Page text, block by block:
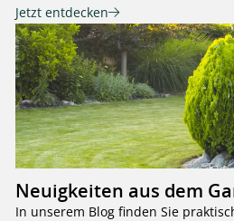
Jetzt entdecken
Neuigkeiten aus dem
In unserem Blog finden Sie